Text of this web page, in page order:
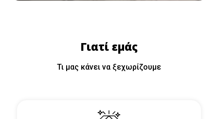
Γιατί εμάς
Τι μας κάνει να ξεχωρίζουμε